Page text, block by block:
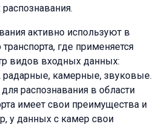
активно используют в
где применяется
видов входных данных:
камерные, звуковые.
распознавания в области
имеет свои преимущества и
у данных с камер свои